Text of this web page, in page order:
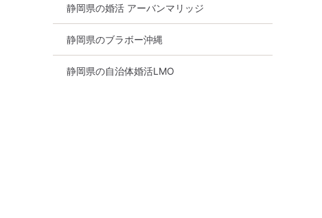
静岡県の婚活 アーバンマリッジ
静岡県のブラボー沖縄
静岡県の自治体婚活LMO